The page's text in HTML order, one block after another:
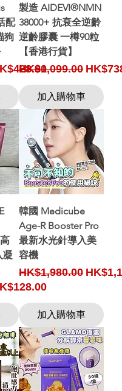
配
狗
Price
製造 AIDEVI®NMN
38000+ 抗衰全逆齡
逆齡膠囊 一樽90粒
【香港行貨】
Regular Price
HK$1,099.00 Sale
加入購物車
凝
Price
韓國 Medicube
Age-R Booster Pro
最新水光針導入美
容機
Regular Price
HK$1,980.00 Sale
加入購物車